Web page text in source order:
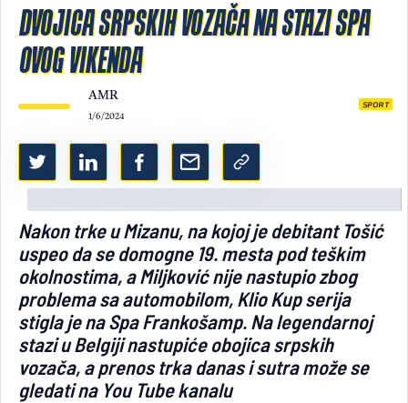
Light/Dark mode
DVOJICA SRPSKIH VOZAČA NA STAZI SPA
OVOG VIKENDA
AMR
1/6/2024
SPORT
Nakon trke u Mizanu, na kojoj je debitant Tošić
uspeo da se domogne 19. mesta pod teškim
okolnostima, a Miljković nije nastupio zbog
problema sa automobilom, Klio Kup serija
stigla je na Spa Frankošamp. Na legendarnoj
stazi u Belgiji nastupiće obojica srpskih
vozača, a prenos trka danas i sutra može se
gledati na You Tube kanalu